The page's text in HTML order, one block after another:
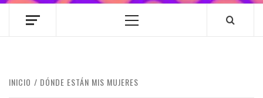
Menú
INICIO DÓNDE ESTÁN MIS MUJERES